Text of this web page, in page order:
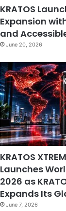
KRATOS
Expansion
and
June 20, 2026
KRATOS
Launches
2026 as
Expands Its
June 7, 2026